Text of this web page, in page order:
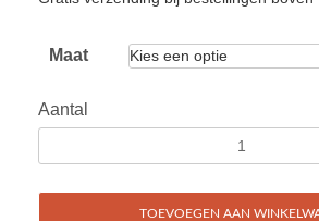
Maat
Aantal
TOEVOEGEN AAN